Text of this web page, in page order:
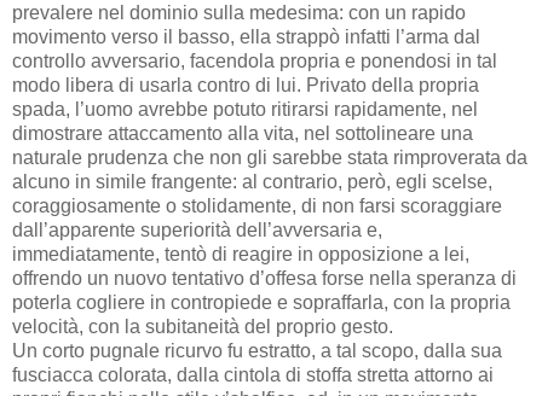
prevalere nel dominio sulla medesima: con un rapido
movimento verso il basso, ella strappò infatti l’arma dal
controllo avversario, facendola propria e ponendosi in tal
modo libera di usarla contro di lui. Privato della propria
spada, l’uomo avrebbe potuto ritirarsi rapidamente, nel
dimostrare attaccamento alla vita, nel sottolineare una
naturale prudenza che non gli sarebbe stata rimproverata da
alcuno in simile frangente: al contrario, però, egli scelse,
coraggiosamente o stolidamente, di non farsi scoraggiare
dall’apparente superiorità dell’avversaria e,
immediatamente, tentò di reagire in opposizione a lei,
offrendo un nuovo tentativo d’offesa forse nella speranza di
poterla cogliere in contropiede e sopraffarla, con la propria
velocità, con la subitaneità del proprio gesto.
Un corto pugnale ricurvo fu estratto, a tal scopo, dalla sua
fusciacca colorata, dalla cintola di stoffa stretta attorno ai